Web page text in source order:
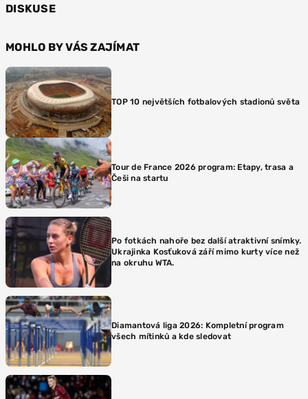
DISKUSE
MOHLO BY VÁS ZAJÍMAT
TOP 10 největších fotbalových stadionů světa
Tour de France 2026 program: Etapy, trasa a
Češi na startu
Po fotkách nahoře bez další atraktivní snímky.
Ukrajinka Kosťuková září mimo kurty více než
na okruhu WTA.
Diamantová liga 2026: Kompletní program
všech mítinků a kde sledovat